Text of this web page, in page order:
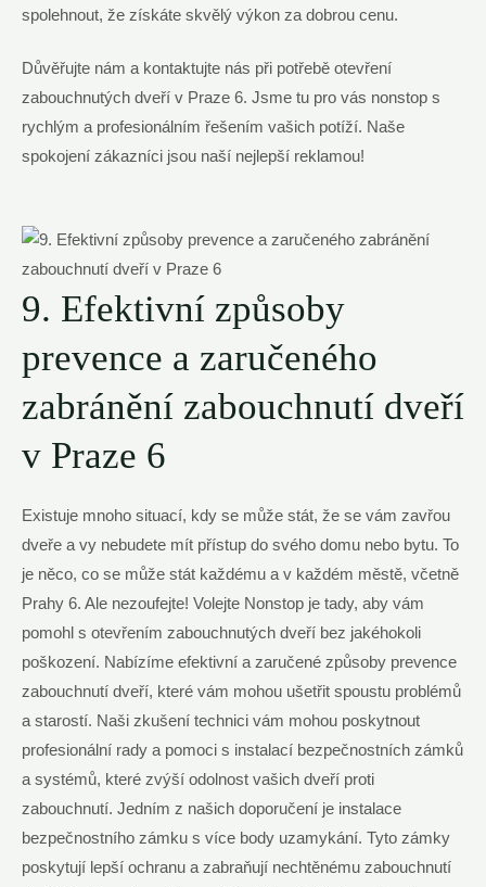
spolehnout, že získáte skvělý výkon za dobrou cenu.
Důvěřujte nám a kontaktujte nás při potřebě otevření
zabouchnutých dveří v Praze 6. Jsme tu pro vás nonstop s
rychlým a profesionálním řešením vašich potíží. Naše
spokojení zákazníci jsou naší nejlepší reklamou!
9. Efektivní způsoby
prevence a zaručeného
zabránění zabouchnutí dveří
v Praze 6
Existuje mnoho situací, kdy se může stát, že se vám zavřou
dveře a vy nebudete mít přístup do svého domu nebo bytu. To
je něco, co se může stát každému a v každém městě, včetně
Prahy 6. Ale nezoufejte! Volejte Nonstop je tady, aby vám
pomohl s otevřením zabouchnutých dveří bez jakéhokoli
poškození. Nabízíme efektivní a zaručené způsoby prevence
zabouchnutí dveří, které vám mohou ušetřit spoustu problémů
a starostí. Naši zkušení technici vám mohou poskytnout
profesionální rady a pomoci s instalací bezpečnostních zámků
a systémů, které zvýší odolnost vašich dveří proti
zabouchnutí. Jedním z našich doporučení je instalace
bezpečnostního zámku s více body uzamykání. Tyto zámky
poskytují lepší ochranu a zabraňují nechtěnému zabouchnutí